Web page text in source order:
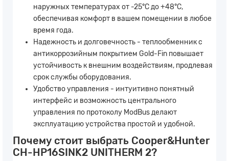
наружных температурах от -25°C до +48°C,
обеспечивая комфорт в вашем помещении в любое
время года.
Надежность и долговечность - теплообменник с
антикоррозийным покрытием Gold-Fin повышает
устойчивость к внешним воздействиям, продлевая
срок службы оборудования.
Удобство управления - интуитивно понятный
интерфейс и возможность центрального
управления по протоколу ModBus делают
эксплуатацию устройства простой и удобной.
Почему стоит выбрать Cooper&Hunter
CH-HP16SINK2 UNITHERM 2?